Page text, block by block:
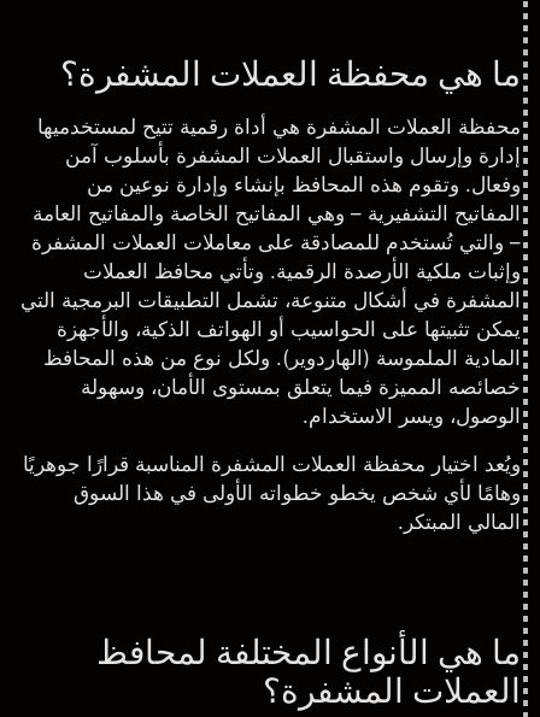
ما هي محفظة العملات المشفرة؟
محفظة العملات المشفرة هي أداة رقمية تتيح لمستخدميها
إدارة وإرسال واستقبال العملات المشفرة بأسلوب آمن
وفعال. وتقوم هذه المحافظ بإنشاء وإدارة نوعين من
المفاتيح التشفيرية – وهي المفاتيح الخاصة والمفاتيح العامة
– والتي تُستخدم للمصادقة على معاملات العملات المشفرة
وإثبات ملكية الأرصدة الرقمية. وتأتي محافظ العملات
المشفرة في أشكال متنوعة، تشمل التطبيقات البرمجية التي
يمكن تثبيتها على الحواسيب أو الهواتف الذكية، والأجهزة
المادية الملموسة (الهاردوير). ولكل نوع من هذه المحافظ
خصائصه المميزة فيما يتعلق بمستوى الأمان، وسهولة
الوصول، ويسر الاستخدام.
ويُعد اختيار محفظة العملات المشفرة المناسبة قرارًا جوهريًا
وهامًا لأي شخص يخطو خطواته الأولى في هذا السوق
المالي المبتكر.
ما هي الأنواع المختلفة لمحافظ
العملات المشفرة؟